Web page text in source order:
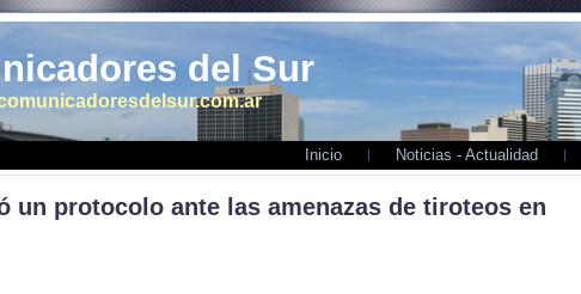
del Sur
Inicio Noticias - Actualidad
un protocolo ante las amenazas de tiroteos en